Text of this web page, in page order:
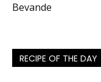
Bevande
RECIPE OF THE DAY